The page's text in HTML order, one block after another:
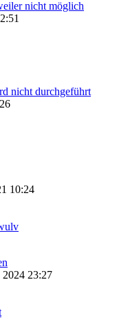
nicht möglich
nicht durchgeführt
10:24
23:27